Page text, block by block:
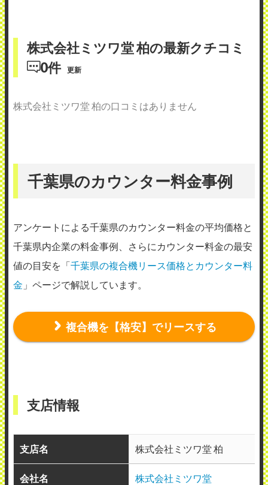
株式会社ミツワ堂 柏の最新クチコミ
0件
更新
株式会社ミツワ堂 柏の口コミはありません
千葉県のカウンター料金事例
アンケートによる千葉県のカウンター料金の平均価格と
千葉県内企業の料金事例、さらにカウンター料金の最安
値の目安を「千葉県の複合機リース価格とカウンター料
金 」ページで解説しています。
複合機を【格安】でリースする
支店情報
支店名 株式会社ミツワ堂 柏
会社名 株式会社ミツワ堂